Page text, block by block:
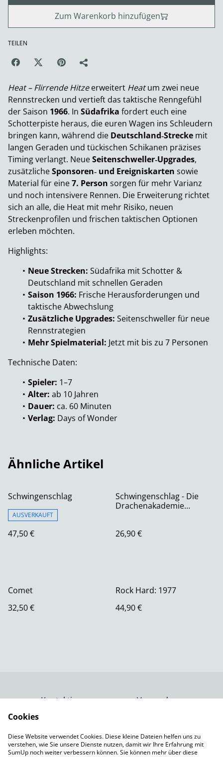
Zum Warenkorb hinzufügen
TEILEN
Heat – Flirrende Hitzeerweitert Heatum zwei neue
Rennstrecken und vertieft das taktische Renngefühl
der Saison 1966. In Südafrika fordert euch eine
Schotterpiste heraus, die euren Wagen ins Schleudern
bringen kann, während die Deutschland‑Strecke mit
langen Geraden und tückischen Schikanen präzises
Timing verlangt. NeueSeitenschweller‑Upgrades,
zusätzlicheSponsoren‑ und Ereigniskarten sowie
Material für eine7. Person sorgen für mehr Varianz
und noch intensivere Rennen. Die Erweiterung richtet
sich an alle, die Heat mit mehr Risiko, neuen
Streckenprofilen und frischen taktischen Optionen
erleben möchten.
Highlights:
Neue Strecken: Südafrika mit Schotter &
Deutschland mit schnellen Geraden
Saison 1966: Frische Herausforderungen und
taktische Abwechslung
Zusätzliche Upgrades: Seitenschweller für neue
Rennstrategien
Mehr Spielmaterial: Jetzt mit bis zu 7 Personen
Technische Daten:
Spieler: 1–7
Alter: ab 10 Jahren
Dauer: ca. 60 Minuten
Verlag: Days of Wonder
Ähnliche Artikel
Schwingenschlag
AUSVERKAUFT
47,50 €
Schwingenschlag - Die
Drachenakademie
26,90 €
Comet
32,50 €
Rock Hard: 1977
44,90 €
Kontaktiere uns
Versand
Impressum
Cookie-Richtlinie
Cookies
Diese Website verwendet Cookies. Diese kleine Dateien helfen uns zu
verstehen, wie Sie unsere Dienste nutzen, damit wir Ihre Erfahrung mit
SumUp noch weiter verbessern können. Sie können mehr über diese